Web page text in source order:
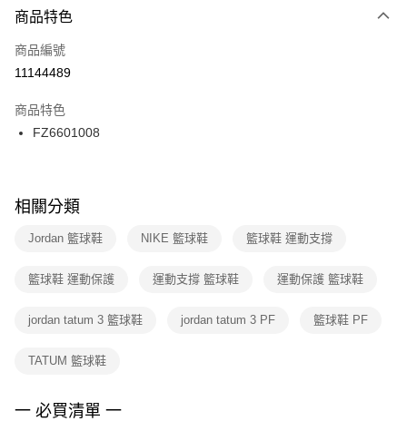
３．安心：先確認商品／服務後，再付款。
【「AFTEE先享後付」結帳流程】
１．於結帳方式選擇「AFTEE先享後付」後，將跳轉至「AFTEE先享後付」
２．訂單成立數日內，您將收到繳費通知簡訊。
３．收到繳費通知簡訊後14天內，點擊此簡訊中的連結，可透過四大超商／
ATM／網路銀行／等多元方式進行付款，方視為交易完成。
※ 交易是否成功請以「AFTEE先享後付 」之結帳頁面顯示為準，若有關於
是否繳費成功／繳費後需取消欲退款等相關疑問，請聯繫「AFTEE先享後付
客戶支援中心」https://netprotections.freshdesk.com/support/home
１．透過由恩沛科技股份有限公司提供之「AFTEE先享後付」服務完成之交
權轉讓予恩沛科技股份有限公司。
３．未成年的使用者請事先徵得法定代理人或監護人之同意方可使用
４．使用「AFTEE先享後付」時，將依據個別帳號之用戶狀況，依本公司即
每筆NT$100，滿NT$1,500(含以上)免運費
宅配
每筆NT$100，滿NT$1,500(含以上)免運費
付款後門市自取
每筆NT$100，滿NT$1,500(含以上)免運費
商品特色
商品編號
11144489
商品特色
FZ6601008
相關分類
Jordan 籃球鞋 NIKE 籃球鞋 籃球鞋 運動支撐
籃球鞋 運動保護 運動支撐 籃球鞋 運動保護 籃球鞋
jordan tatum 3 籃球鞋 jordan tatum 3 PF 籃球鞋 PF
TATUM 籃球鞋
一 必買清單 一